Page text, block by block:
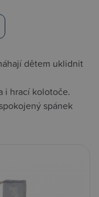
dětem uklidnit
i hrací kolotoče.
spánek